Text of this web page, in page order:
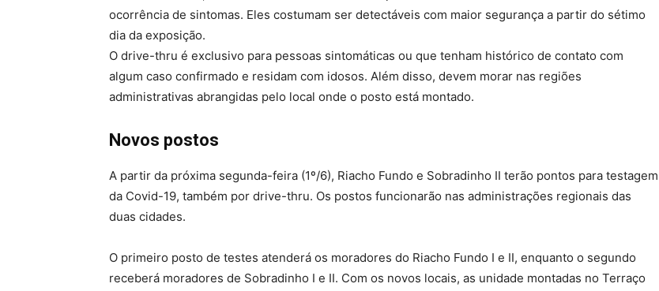
ocorrência de sintomas. Eles costumam ser detectáveis com maior segurança a partir do sétimo
dia da exposição.
O drive-thru é exclusivo para pessoas sintomáticas ou que tenham histórico de contato com
algum caso confirmado e residam com idosos. Além disso, devem morar nas regiões
administrativas abrangidas pelo local onde o posto está montado.
Novos postos
A partir da próxima segunda-feira (1º/6), Riacho Fundo e Sobradinho II terão pontos para testagem
da Covid-19, também por drive-thru. Os postos funcionarão nas administrações regionais das
duas cidades.
O primeiro posto de testes atenderá os moradores do Riacho Fundo I e II, enquanto o segundo
receberá moradores de Sobradinho I e II. Com os novos locais, as unidade montadas no Terraço